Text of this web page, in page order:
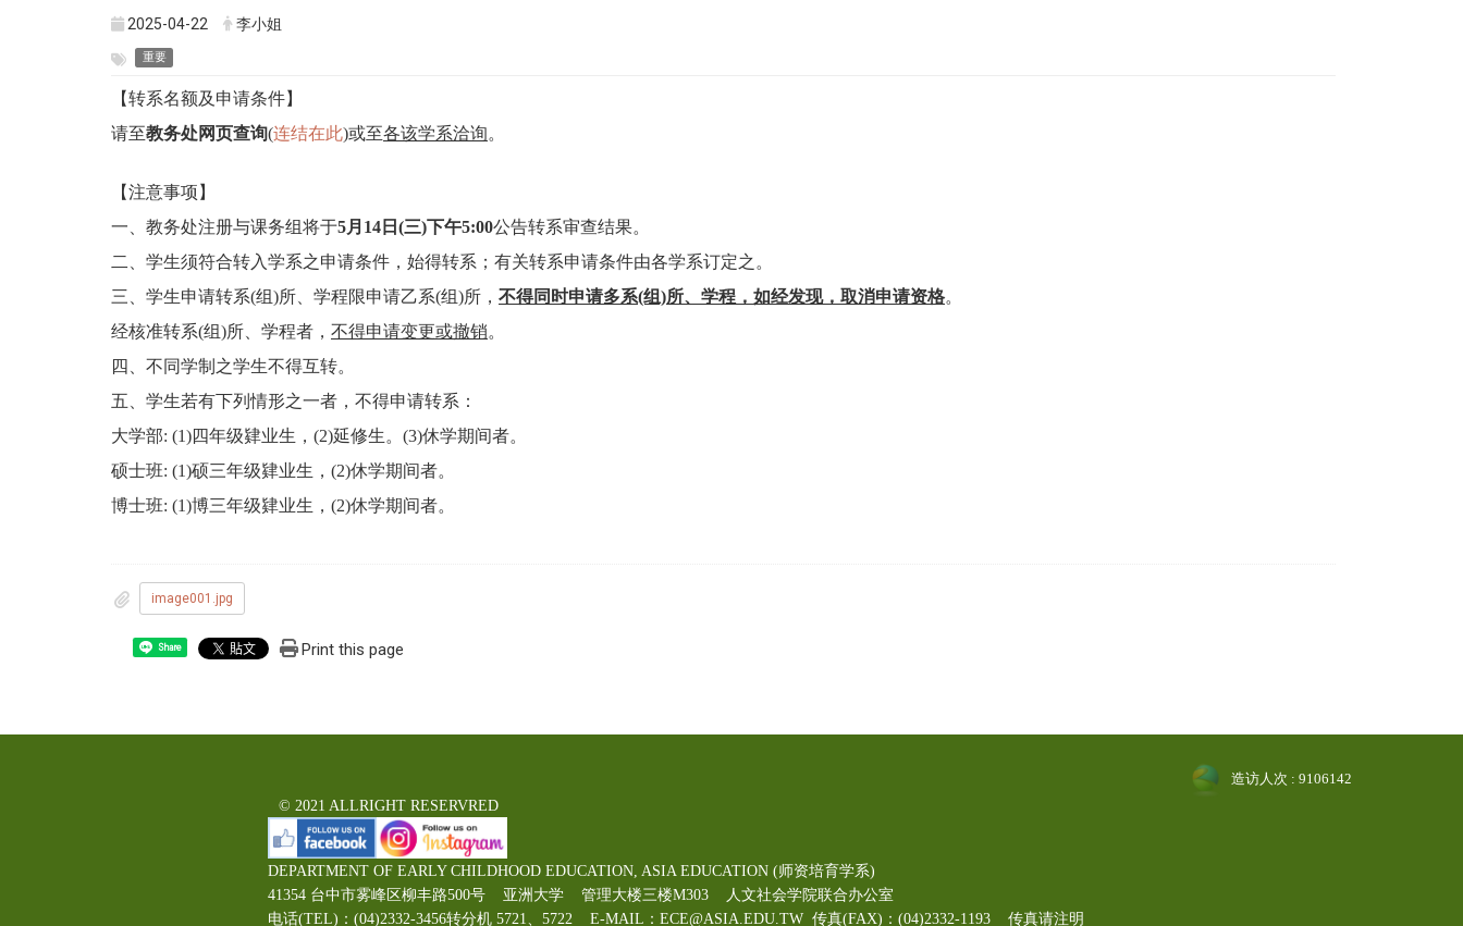
2025-04-22 李小姐
重要
【转系名额及申请条件】
请至教务处网页查询(连结在此)或至各该学系洽询。
【注意事项】
一、教务处注册与课务组将于5月14日(三)下午5:00公告转系审查结果。
二、学生须符合转入学系之申请条件，始得转系；有关转系申请条件由各学系订定之。
三、学生申请转系(组)所、学程限申请乙系(组)所， 不得同时申请多系(组)所、学程，如经发现，取消申请资格。
经核准转系(组)所、学程者， 不得申请变更或撤销。
四、不同学制之学生不得互转。
五、学生若有下列情形之一者，不得申请转系：
大学部: (1)四年级肄业生，(2)延修生。(3)休学期间者。
硕士班: (1)硕三年级肄业生，(2)休学期间者。
博士班: (1)博三年级肄业生，(2)休学期间者。
image001.jpg
Share Print this page
© 2021 ALLRIGHT RESERVRED
DEPARTMENT OF EARLY CHILDHOOD EDUCATION, ASIA EDUCATION (师资培育学系)
41354 台中市雾峰区柳丰路500号 亚洲大学 管理大楼三楼M303 人文社会学院联合办公室
电话(TEL)：(04)2332-3456转分机 5721、5722 E-MAIL：ECE@ASIA.EDU.TW 传真(FAX)：(04)2332-1193 传真请注明
造访人次 : 9106142